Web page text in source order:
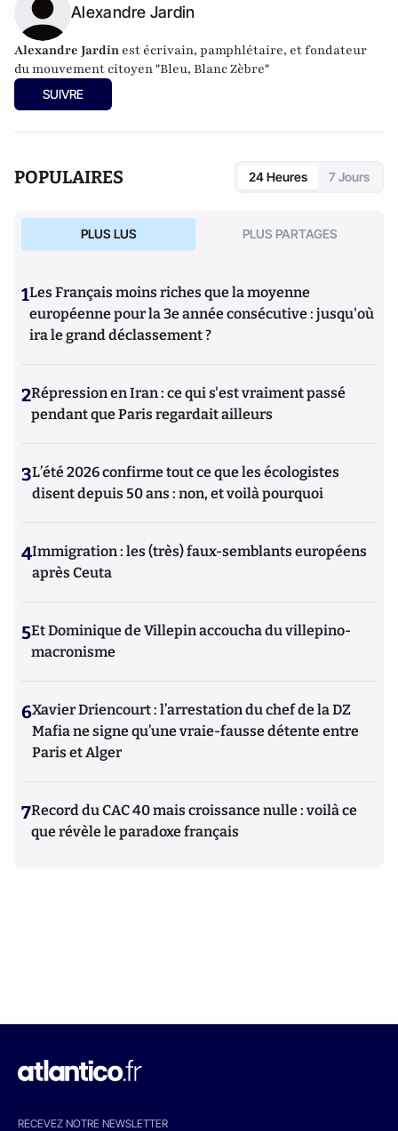
Alexandre Jardin
Alexandre Jardin est écrivain, pamphlétaire, et fondateur
du mouvement citoyen "Bleu, Blanc Zèbre"
SUIVRE
POPULAIRES 24 Heures 7 Jours
PLUS LUS PLUS PARTAGES
1Les Français moins riches que la moyenne
européenne pour la 3e année consécutive : jusqu'où
ira le grand déclassement ?
2Répression en Iran : ce qui s'est vraiment passé
pendant que Paris regardait ailleurs
3L’été 2026 confirme tout ce que les écologistes
disent depuis 50 ans : non, et voilà pourquoi
4Immigration : les (très) faux-semblants européens
après Ceuta
5Et Dominique de Villepin accoucha du villepino-
macronisme
6Xavier Driencourt : l’arrestation du chef de la DZ
Mafia ne signe qu’une vraie-fausse détente entre
Paris et Alger
7Record du CAC 40 mais croissance nulle : voilà ce
que révèle le paradoxe français
RECEVEZ NOTRE NEWSLETTER